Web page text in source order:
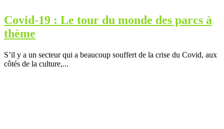
Covid-19 : Le tour du monde des parcs à
thème
S’il y a un secteur qui a beaucoup souffert de la crise du Covid, aux
côtés de la culture,...